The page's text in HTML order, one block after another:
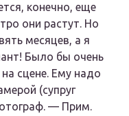
конечно, еще
они растут. Но
месяцев, а я
Было бы очень
сцене. Ему надо
(супруг
— Прим.